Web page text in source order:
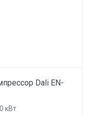
Dali EN-
кВт